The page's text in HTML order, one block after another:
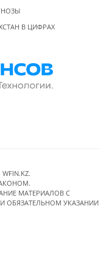
В ЦИФРАХ
МАТЕРИАЛОВ C
ОБЯЗАТЕЛЬНОМ УКАЗАНИИ